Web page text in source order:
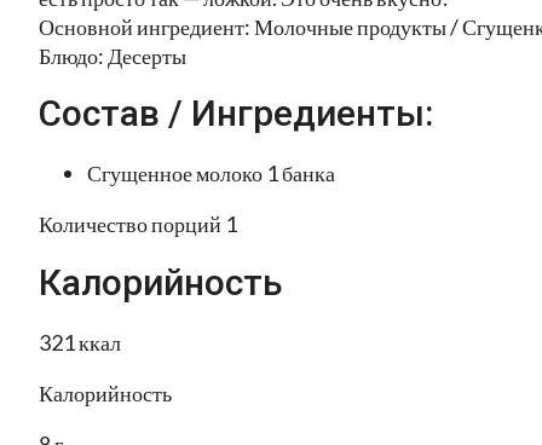
Основной ингредиент: Молочные продукты /
Блюдо: Десерты
Состав / Ингредиенты:
Сгущенное молоко 1 банка
Количество порций 1
Калорийность
321 ккал
Калорийность